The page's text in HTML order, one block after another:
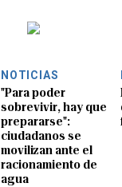
NOTICIAS
"Para poder
sobrevivir, hay que
prepararse":
ciudadanos se
movilizan ante el
racionamiento de
agua